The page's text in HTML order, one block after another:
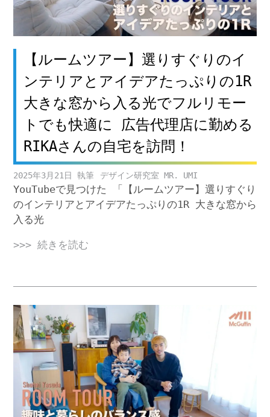
【ルームツアー】選りすぐりのイ
ンテリアとアイデアたっぷりの1R
大きな窓から入る光でフルリモー
トでも快適に 広告代理店に勤める
RIKAさんの自宅を訪問！
2025年3月21日 デザイン研究室 MR. UMI
YouTubeで見つけた 「【ルームツアー】選りすぐり
のインテリアとアイデアたっぷりの1R 大きな窓から
入る光
>>> 続きを読む